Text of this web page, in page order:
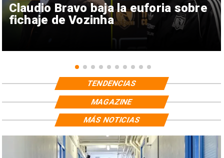
Claudio Bravo baja la euforia sobre
fichaje de Vozinha
TENDENCIAS
MAGAZINE
MÁS NOTICIAS